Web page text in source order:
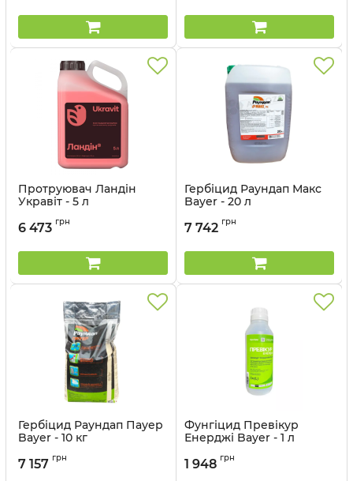
Протруювач Ландін
Укравіт - 5 л
6 473 грн
Гербіцид Раундап Макс
Bayer - 20 л
7 742 грн
Гербіцид Раундап Пауер
Bayer - 10 кг
7 157 грн
Фунгіцид Превікур
Енерджі Bayer - 1 л
1 948 грн